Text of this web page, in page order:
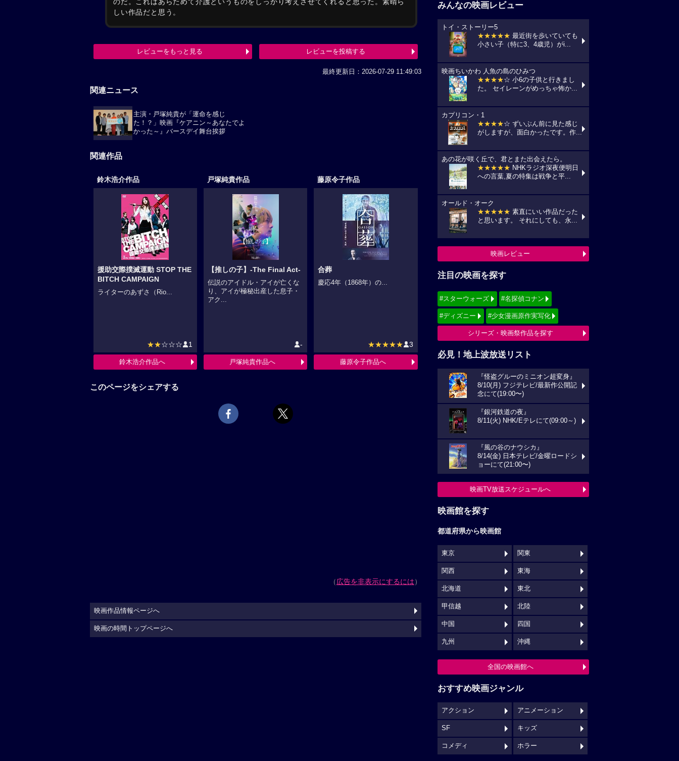
のだ。これはあらためて介護というものをしっかり考えさせてくれると思った。素晴ら
しい作品だと思う。
レビューをもっと見る レビューを投稿する
最終更新日：2026-07-29 11:49:03
関連ニュース
主演・戸塚純貴が「運命を感じ
た！？」映画『ケアニン～あなたでよ
かった～』バースデイ舞台挨拶
関連作品
鈴木浩介作品
援助交際撲滅運動 STOP THE
BITCH CAMPAIGN
ライターのあずさ（Rio...
★★☆☆☆ 1
鈴木浩介作品へ
戸塚純貴作品
【推しの子】-The Final Act-
伝説のアイドル・アイが亡くな
り、アイが極秘出産した息子・
アク...
-
戸塚純貴作品へ
藤原令子作品
合葬
慶応4年（1868年）の...
★★★★★ 3
藤原令子作品へ
このページをシェアする
（広告を非表示にするには）
みんなの映画レビュー
トイ・ストーリー5
★★★★★ 最近街を歩いていても
小さい子（特に3、4歳児）がi...
映画ちいかわ 人魚の島のひみつ
★★★★☆ 小6の子供と行きまし
た。 セイレーンがめっちゃ怖か...
カプリコン・1
★★★★☆ ずいぶん前に見た感じ
がしますが、面白かったです。作...
あの花が咲く丘で、君とまた出会えたら。
★★★★★ NHKラジオ深夜便明日
への言葉,夏の特集は戦争と平...
オールド・オーク
★★★★★ 素直にいい作品だった
と思います。 それにしても、永...
映画レビュー
注目の映画を探す
#スターウォーズ #名探偵コナン
#ディズニー #少女漫画原作実写化
シリーズ・映画祭作品を探す
必見！地上波放送リスト
『怪盗グルーのミニオン超変身』
8/10(月) フジテレビ/最新作公開記
念にて(19:00〜)
『銀河鉄道の夜』
8/11(火) NHK/Eテレにて(09:00～)
『風の谷のナウシカ』
8/14(金) 日本テレビ/金曜ロードシ
ョーにて(21:00〜)
映画TV放送スケジュールへ
映画館を探す
都道府県から映画館
東京 関東
関西 東海
北海道 東北
甲信越 北陸
中国 四国
九州 沖縄
全国の映画館へ
おすすめ映画ジャンル
アクション アニメーション
SF キッズ
コメディ ホラー
映画作品情報ページへ
映画の時間トップページへ